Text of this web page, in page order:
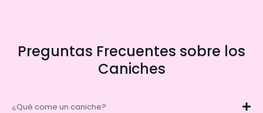
Preguntas Frecuentes sobre los
Caniches
¿Qué come un caniche?